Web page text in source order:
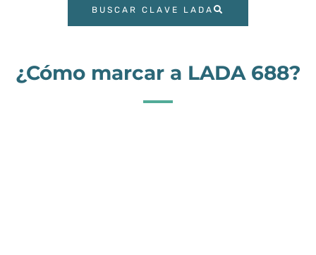
BUSCAR CLAVE LADA
¿Cómo marcar a LADA 688?